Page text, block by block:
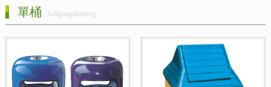
單桶 boligangdantong